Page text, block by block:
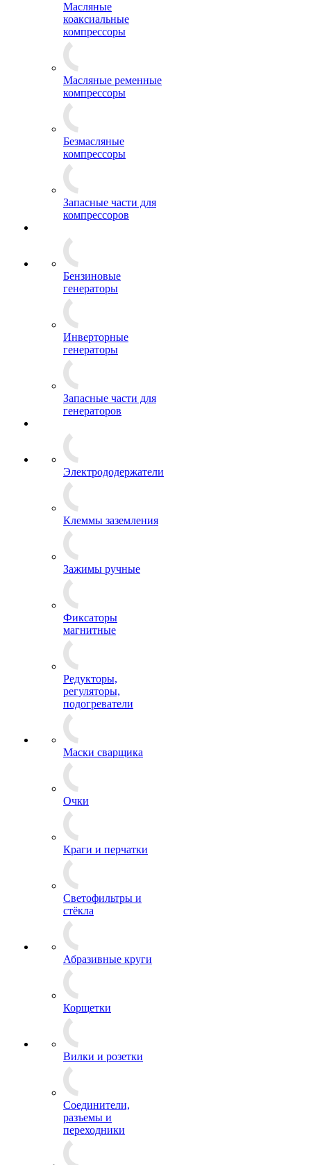
Масляные
коаксиальные
компрессоры
Масляные ременные
компрессоры
Безмасляные
компрессоры
Запасные части для
компрессоров
Бензиновые
генераторы
Инверторные
генераторы
Запасные части для
генераторов
Электрододержатели
Клеммы заземления
Зажимы ручные
Фиксаторы
магнитные
Редукторы,
регуляторы,
подогреватели
Маски сварщика
Очки
Краги и перчатки
Светофильтры и
стёкла
Абразивные круги
Корщетки
Вилки и розетки
Соединители,
разъемы и
переходники